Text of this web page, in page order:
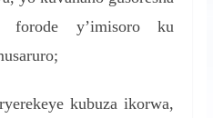
y’imisoro ku
kubuza ikorwa,